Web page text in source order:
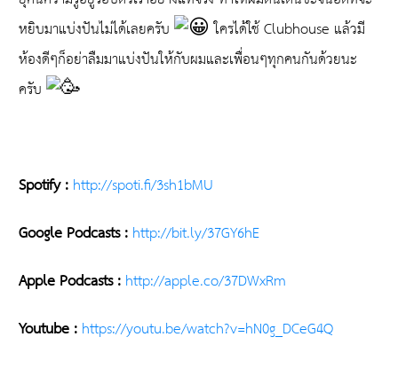
หยิบมาแบ่งปันไม่ได้เลยครับ
ใครได้ใช้ Clubhouse แล้วมี
ห้องดีๆก็อย่าลืมมาแบ่งปันให้กับผมและเพื่อนๆทุกคนกันด้วยนะ
ครับ
Spotify :http://spoti.fi/3sh1bMU
Google Podcasts :http://bit.ly/37GY6hE
Apple Podcasts :http://apple.co/37DWxRm
Youtube :https://youtu.be/watch?v=hN0g_DCeG4Q